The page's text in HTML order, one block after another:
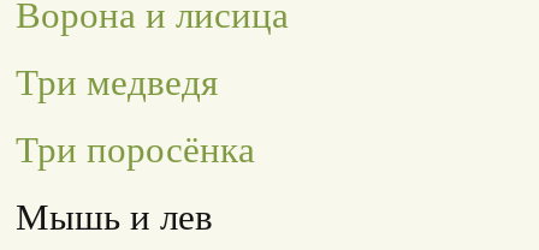
Ворона и лисица
Три медведя
Три поросёнка
Мышь и лев